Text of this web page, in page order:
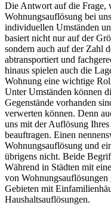
Die Antwort auf die Frage,
Wohnungsauflösung bei
individuellen Umständen
basiert nicht nur auf der
sondern auch auf der Zahl
abtransportiert und
hinaus spielen auch die
Wohnung eine wichtige
Unter Umständen können
Gegenstände vorhanden
verwerten können. Denn
uns mit der Auflösung
beauftragen. Einen
Wohnungsauflösung und
übrigens nicht. Beide
Während in Städten mit
von
Gebieten mit
Haushaltsauflösungen.